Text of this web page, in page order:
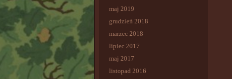
maj 2019
grudzień 2018
marzec 2018
lipiec 2017
maj 2017
listopad 2016